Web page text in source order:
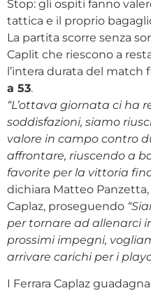
Stop: gli ospiti fanno
tattica e il proprio
La partita scorre senza
Caplit che riescono a
l’intera durata del
a 53.
“L’ottava giornata ci ha
soddisfazioni, siamo
valore in campo contro
affrontare, riuscendo a
favorite per la vittoria
dichiara Matteo Panzetta,
Caplaz, proseguendo
per tornare ad allenarci
prossimi impegni,
arrivare carichi per i
I Ferrara Caplaz